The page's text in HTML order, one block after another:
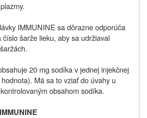
IMMUNINE sa dôrazne odporúča
šarže lieku, aby sa udržiaval
20 mg sodíka v jednej injekčnej
Má sa to vziať do úvahy u
obsahom sodíka.